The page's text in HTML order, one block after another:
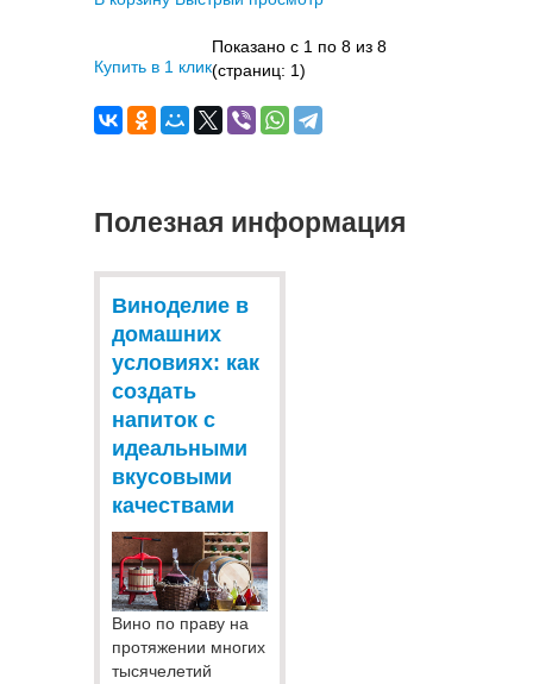
Купить в 1 клик
Показано с 1 по 8 из 8
(страниц: 1)
Полезная информация
Виноделие в
домашних
условиях: как
создать
напиток с
идеальными
вкусовыми
качествами
Вино по праву на
протяжении многих
тысячелетий